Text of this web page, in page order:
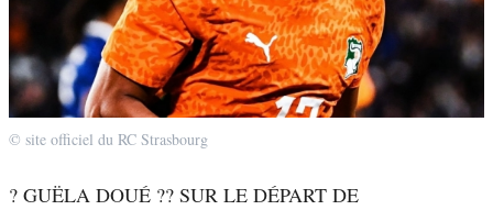
© site officiel du RC Strasbourg
? GUËLA DOUÉ ?? SUR LE DÉPART DE